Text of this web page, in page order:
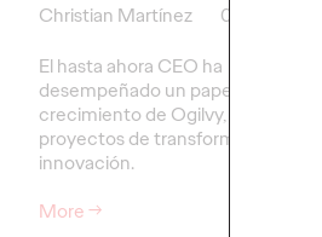
Christian Martínez
03/07/2026
El hasta ahora CEO ha
desempeñado un papel clave en el
crecimiento de Ogilvy, liderando
proyectos de transformación e
innovación.
More→